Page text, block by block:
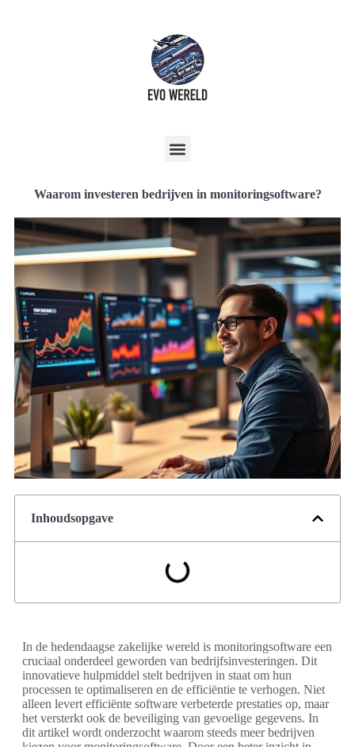
Waarom investeren bedrijven in monitoringsoftware?
Inhoudsopgave
In de hedendaagse zakelijke wereld is monitoringsoftware een
cruciaal onderdeel geworden van bedrijfsinvesteringen. Dit
innovatieve hulpmiddel stelt bedrijven in staat om hun
processen te optimaliseren en de efficiëntie te verhogen. Niet
alleen levert efficiënte software verbeterde prestaties op, maar
het versterkt ook de beveiliging van gevoelige gegevens. In
dit artikel wordt onderzocht waarom steeds meer bedrijven